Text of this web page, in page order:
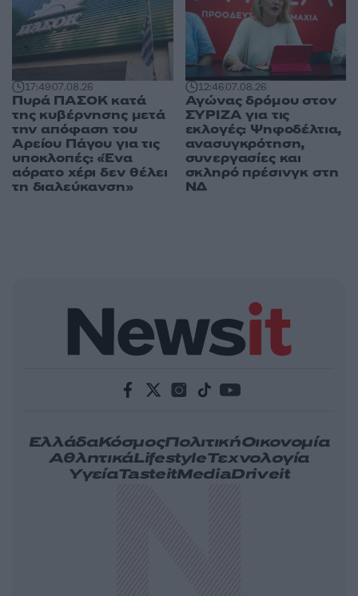
17:4907.08.26
Πυρά ΠΑΣΟΚ κατά
της κυβέρνησης μετά
την απόφαση του
Αρείου Πάγου για τις
υποκλοπές: «Ένα
αόρατο χέρι δεν θέλει
τη διαλεύκανση»
12:4607.08.26
Αγώνας δρόμου στον
ΣΥΡΙΖΑ για τις
εκλογές: Ψηφοδέλτια,
ανασυγκρότηση,
συνεργασίες και
σκληρό πρέσινγκ στη
ΝΔ
ΕλλάδαΚόσμοςΠολιτικήΟικονομία
ΑθλητικάLifestyleΤεχνολογία
ΥγείαTasteitMediaDriveit